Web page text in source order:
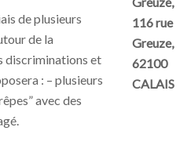
de plusieurs
de la
discriminations et
: – plusieurs
avec des
116 rue
Greuze,
62100
CALAIS